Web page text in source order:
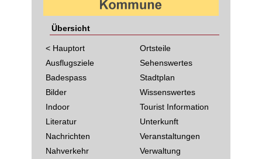
Übersicht
< Hauptort
Ausflugsziele
Badespass
Bilder
Indoor
Literatur
Nachrichten
Nahverkehr
Ortsteile
Sehenswertes
Stadtplan
Wissenswertes
Tourist Information
Unterkunft
Veranstaltungen
Verwaltung